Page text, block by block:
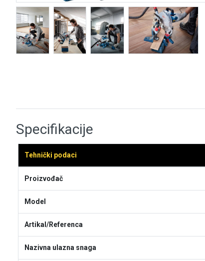
Specifikacije
Tehnički podaci
Proizvođač
Model
Artikal/Referenca
Nazivna ulazna snaga